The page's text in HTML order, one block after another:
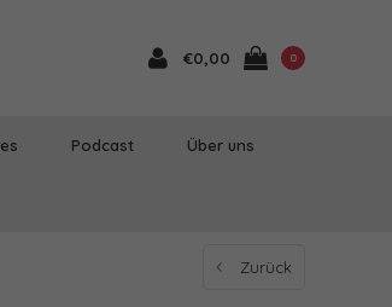
€0,00 0
Podcast Über uns
Zurück